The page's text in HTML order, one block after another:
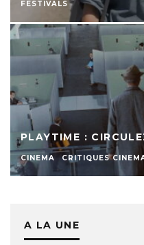
FESTIVALS
PLAYTIME :
CINEMA CRITIQUES
A LA UNE